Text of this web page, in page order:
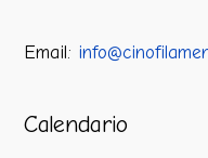
Email:
Calendario